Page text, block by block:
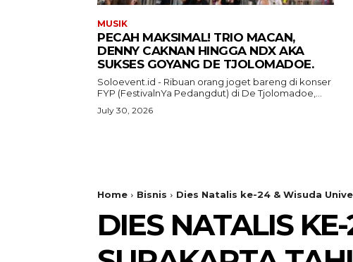
MUSIK
PECAH MAKSIMAL! TRIO MACAN,
DENNY CAKNAN HINGGA NDX AKA
SUKSES GOYANG DE TJOLOMADOE.
Soloevent.id - Ribuan orang joget bareng di konser
FYP (FestivalnYa Pedangdut) di De Tjolomadoe,...
July 30, 2026